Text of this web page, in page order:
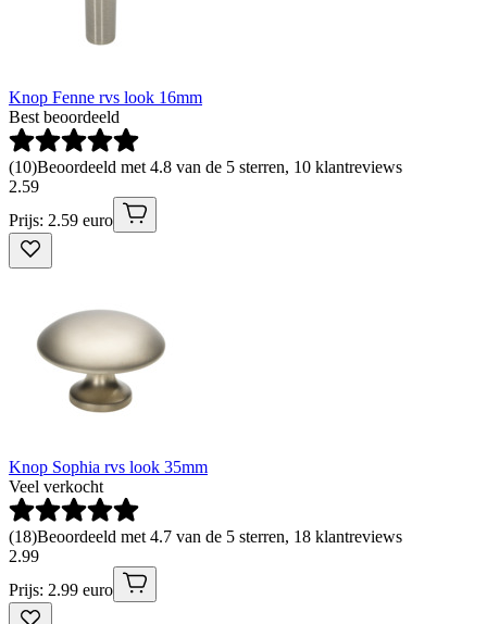
Knop Fenne rvs look 16mm
Best beoordeeld
(10)Beoordeeld met 4.8 van de 5 sterren, 10 klantreviews
2.59
Prijs: 2.59 euro
Knop Sophia rvs look 35mm
Veel verkocht
(18)Beoordeeld met 4.7 van de 5 sterren, 18 klantreviews
2.99
Prijs: 2.99 euro